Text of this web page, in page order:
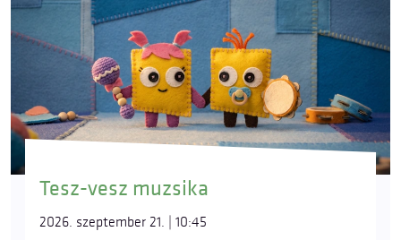
Tesz-vesz muzsika
2026. szeptember 21. | 10:45